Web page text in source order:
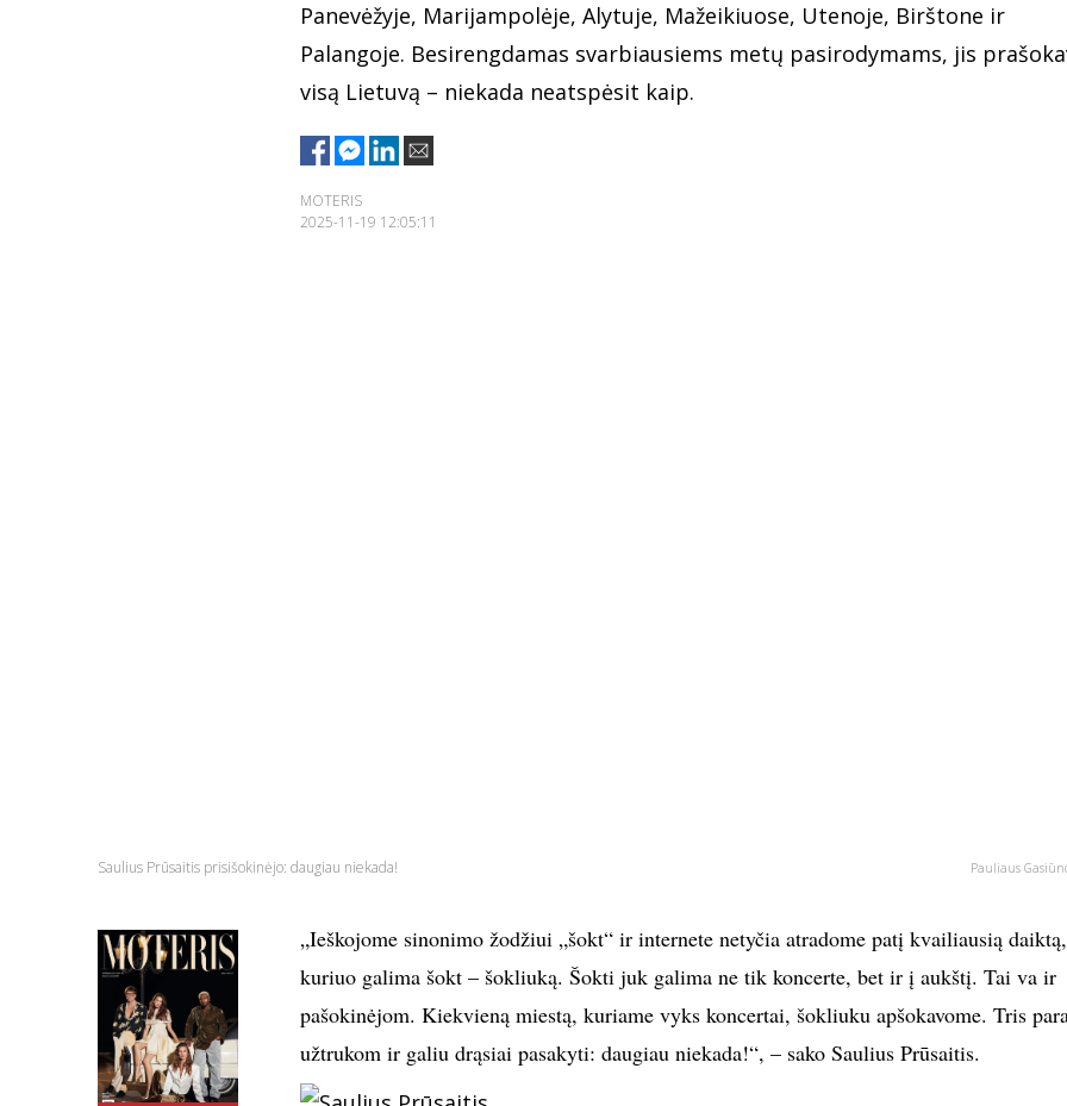
Panevėžyje, Marijampolėje, Alytuje, Mažeikiuose, Utenoje, Birštone ir
Palangoje. Besirengdamas svarbiausiems metų pasirodymams, jis
visą Lietuvą – niekada neatspėsit kaip.
MOTERIS
2025-11-19 12:05:11
Saulius Prūsaitis prisišokinėjo: daugiau niekada! Pauliaus
„Ieškojome sinonimo žodžiui „šokt“ ir internete netyčia atradome patį kvailiausią
kuriuo galima šokt – šokliuką. Šokti juk galima ne tik koncerte, bet ir į aukštį. Tai va ir
pašokinėjom. Kiekvieną miestą, kuriame vyks koncertai, šokliuku apšokavome. Tris
užtrukom ir galiu drąsiai pasakyti: daugiau niekada!“, – sako Saulius Prūsaitis.